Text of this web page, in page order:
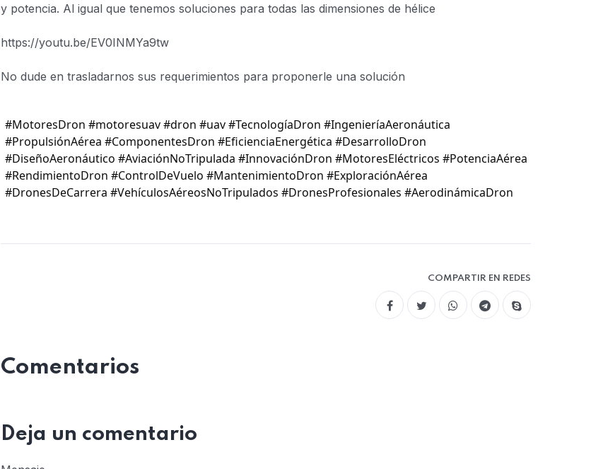
y potencia. Al igual que tenemos soluciones para todas las dimensiones de hélice
https://youtu.be/EV0INMYa9tw
No dude en trasladarnos sus requerimientos para proponerle una solución
#MotoresDron #motoresuav #dron #uav #TecnologíaDron #IngenieríaAeronáutica
#PropulsiónAérea #ComponentesDron #EficienciaEnergética #DesarrolloDron
#DiseñoAeronáutico #AviaciónNoTripulada #InnovaciónDron #MotoresEléctricos #PotenciaAérea
#RendimientoDron #ControlDeVuelo #MantenimientoDron #ExploraciónAérea
#DronesDeCarrera #VehículosAéreosNoTripulados #DronesProfesionales #AerodinámicaDron
COMPARTIR EN REDES
Comentarios
Deja un comentario